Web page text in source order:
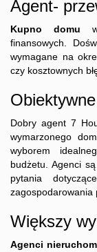
Agent-
Kupno domu
finansowych.
wymagane na
czy kosztownych
Dobry agent 7
wymarzonego
wyborem
budżetu. Agenci
pytania
zagospodarowania
Większy
Agenci